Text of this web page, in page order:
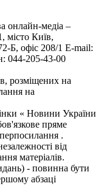
онлайн-медіа –
місто Київ,
офіс 208/1 E-mail:
044-205-43-00
розміщених на
на
« Новини України
пряме
.
від
матеріалів.
- повинна бути
абзаці